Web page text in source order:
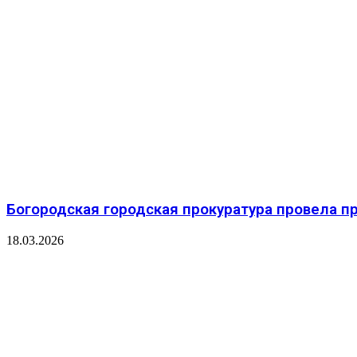
Богородская городская прокуратура провела
18.03.2026